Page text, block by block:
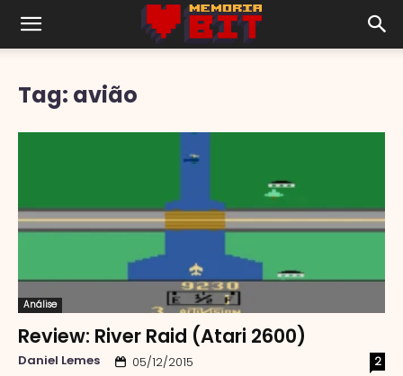
Tag: avião
Análise
Review: River Raid (Atari 2600)
Daniel Lemes 05/12/2015 2